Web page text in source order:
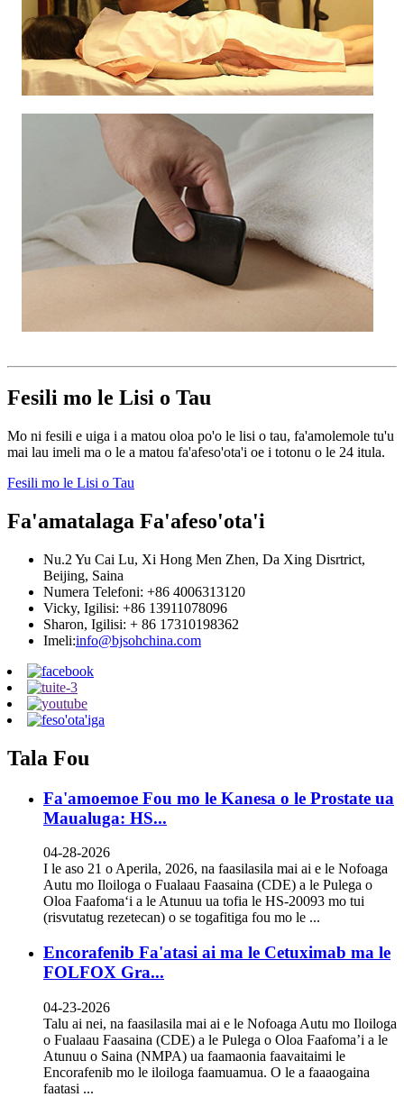
Fesili mo le Lisi o Tau
Mo ni fesili e uiga i a matou oloa po'o le lisi o tau, fa'amolemole tu'u
mai lau imeli ma o le a matou fa'afeso'ota'i oe i totonu o le 24 itula.
Fesili mo le Lisi o Tau
Fa'amatalaga Fa'afeso'ota'i
Nu.2 Yu Cai Lu, Xi Hong Men Zhen, Da Xing Disrtrict,
Beijing, Saina
Numera Telefoni: +86 4006313120
Vicky, Igilisi: +86 13911078096
Sharon, Igilisi: + 86 17310198362
Imeli:info@bjsohchina.com
Tala Fou
Fa'amoemoe Fou mo le Kanesa o le Prostate ua
Maualuga: HS...
04-28-2026
I le aso 21 o Aperila, 2026, na faasilasila mai ai e le Nofoaga
Autu mo Iloiloga o Fualaau Faasaina (CDE) a le Pulega o
Oloa Faafomaʻi a le Atunuu ua tofia le HS-20093 mo tui
(risvutatug rezetecan) o se togafitiga fou mo le ...
Encorafenib Fa'atasi ai ma le Cetuximab ma le
FOLFOX Gra...
04-23-2026
Talu ai nei, na faasilasila mai ai e le Nofoaga Autu mo Iloiloga
o Fualaau Faasaina (CDE) a le Pulega o Oloa Faafoma’i a le
Atunuu o Saina (NMPA) ua faamaonia faavaitaimi le
Encorafenib mo le iloiloga faamuamua. O le a faaaogaina
faatasi ...